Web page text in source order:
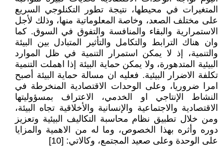
المتغيرات في محيطها، نتيجة تطور التكنلوجي السريع
على مختلف الصعد، وخاصة المعلوماتية منها، وذلك لأجل
الاستمرارية والبقاء والمنافسة والتفوق في السوق. كما
وان هناك الترابط والتكامل والتأثير المتبادل بين البيئة
والتنمية، إذ لا يمكن استمرار التنمية في ظل الموارد
البيئية المتدهورة، ولا يمكن حماية البيئة إذا اهملت التنمية
تكلفة الاضرار البيئية. فعليه ان مسالة حماية البيئة أصبح
امرا ضروريا، وعلى الوحدات الاقتصادية المنخرطة في
النشاط الإنتاجي او الخدمي، الاعتراف بمسؤوليتها
الاقتصادية والاجتماعية والإنسانية والأخلاقية تجاه البيئة،
ومن خلال تطبيق نظام محاسبة التكاليف البيئية وتعزيز
دوره وأثره بهذا الخصوص، وما له من الاهمية والمزايا
على الوحدة وعلى صعيد المجتمع، وكالاتي: [10]